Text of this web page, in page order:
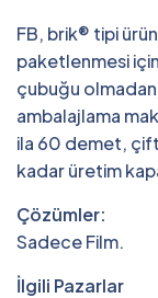
FB, brik® tipi
paketlenmesi
çubuğu
ambalajlama
ila 60 demet,
kadar üretim
Çözümler:
Sadece Film.
İlgili Pazarlar